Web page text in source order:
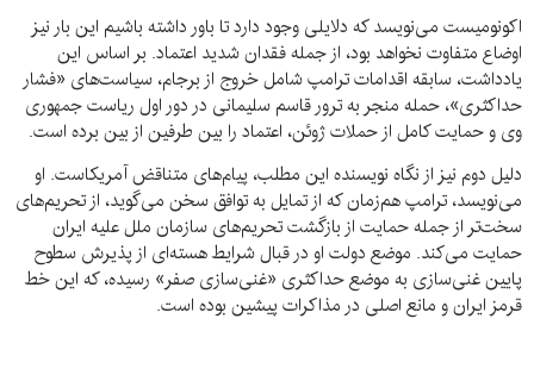
اکونومیست می‌نویسد که دلایلی وجود دارد تا باور داشته باشیم این بار نیز
اوضاع متفاوت نخواهد بود، از جمله فقدان شدید اعتماد. بر اساس این
یادداشت، سابقه اقدامات ترامپ شامل خروج از برجام، سیاست‌های «فشار
حداکثری»، حمله منجر به ترور قاسم سلیمانی در دور اول ریاست جمهوری
وی و حمایت کامل از حملات ژوئن، اعتماد را بین طرفین از بین برده است.
دلیل دوم نیز از نگاه نویسنده این مطلب، پیام‌های متناقض آمریکاست. او
می‌نویسد، ترامپ هم‌زمان که از تمایل به توافق سخن می‌گوید، از تحریم‌های
سخت‌تر از جمله حمایت از بازگشت تحریم‌های سازمان ملل علیه ایران
حمایت می‌کند. موضع دولت او در قبال شرایط هسته‌ای از پذیرش سطوح
پایین غنی‌سازی به موضع حداکثری «غنی‌سازی صفر» رسیده، که این خط
قرمز ایران و مانع اصلی در مذاکرات پیشین بوده است.